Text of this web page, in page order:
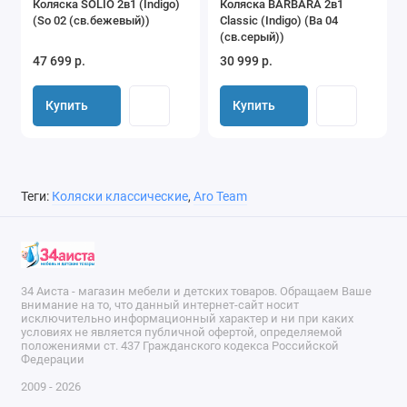
Коляска SOLIO 2в1 (Indigo)
(So 02 (св.бежевый))
47 699 р.
Купить
Коляска BARBARA 2в1
Classic (Indigo) (Ba 04
(св.серый))
30 999 р.
Купить
Теги: Коляски классические, Aro Team
34 Аиста - магазин мебели и детских товаров. Обращаем Ваше
внимание на то, что данный интернет-сайт носит
исключительно информационный характер и ни при каких
условиях не является публичной офертой, определяемой
положениями ст. 437 Гражданского кодекса Российской
Федерации
2009 - 2026